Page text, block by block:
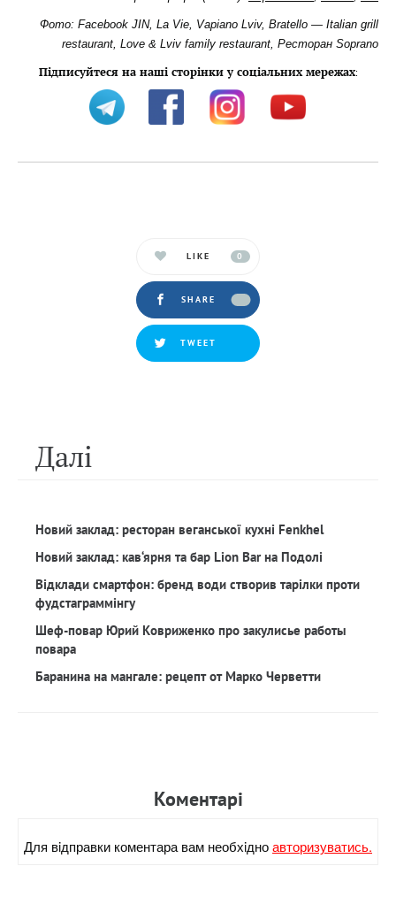
Фото: Facebook JIN, La Vie, Vapiano Lviv, Bratello — Italian grill
restaurant, Love & Lviv family restaurant, Ресторан Soprano
Підписуйтеся на наші сторінки у соціальних мережах:
LIKE 0
SHARE
TWEET
Далi
Новий заклад: ресторан веганської кухні Fenkhel
Новий заклад: кав‘ярня та бар Lion Bar на Подолі
Відклади смартфон: бренд води створив тарілки проти
фудстаграммінгу
Шеф-повар Юрий Ковриженко про закулисье работы
повара
Баранина на мангале: рецепт от Марко Черветти
Коментарi
Для вiдправки коментара вам необхiдноавторизуватись.